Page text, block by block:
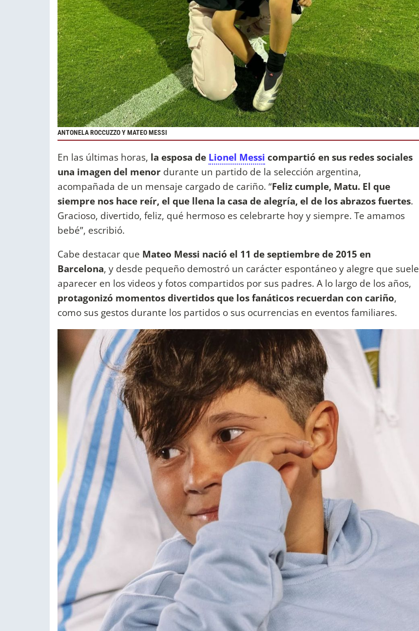
ANTONELA ROCCUZZO Y MATEO MESSI
En las últimas horas, la esposa de Lionel Messi compartió en sus redes sociales
una imagen del menor durante un partido de la selección argentina,
acompañada de un mensaje cargado de cariño. “Feliz cumple, Matu. El que
siempre nos hace reír, el que llena la casa de alegría, el de los abrazos fuertes.
Gracioso, divertido, feliz, qué hermoso es celebrarte hoy y siempre. Te amamos
bebé”, escribió.
Cabe destacar que Mateo Messi nació el 11 de septiembre de 2015 en
Barcelona, y desde pequeño demostró un carácter espontáneo y alegre que suele
aparecer en los videos y fotos compartidos por sus padres. A lo largo de los años,
protagonizó momentos divertidos que los fanáticos recuerdan con cariño,
como sus gestos durante los partidos o sus ocurrencias en eventos familiares.